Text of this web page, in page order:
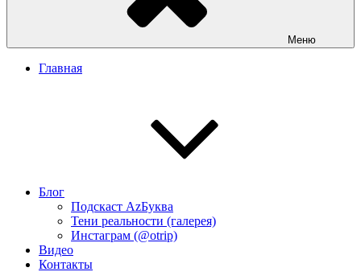
Меню
Главная
Блог
Подскаст АzБуква
Тени реальности (галерея)
Инстаграм (@otrip)
Видео
Контакты